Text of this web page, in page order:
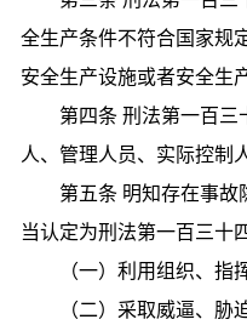
全生产条件不符合国家规
安全生产设施或者安全生
第四条 刑法第一百三
人、管理人员、实际控制
第五条 明知存在事
当认定为刑法第一百三十
（一）利用组织、
（二）采取威逼、